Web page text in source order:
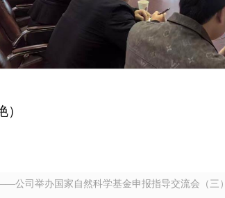
公司举办国家自然科学基金申报指导交流会（三）